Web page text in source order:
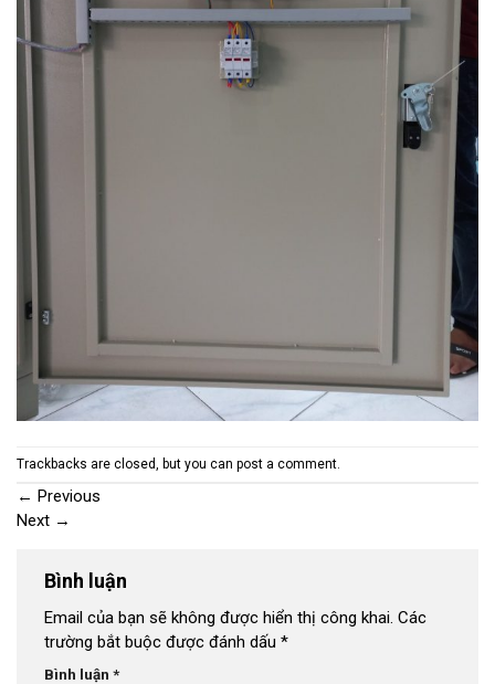
Trackbacks are closed, but you can post a comment.
← Previous
Next →
Bình luận
Email của bạn sẽ không được hiển thị công khai. Các
trường bắt buộc được đánh dấu *
Bình luận *